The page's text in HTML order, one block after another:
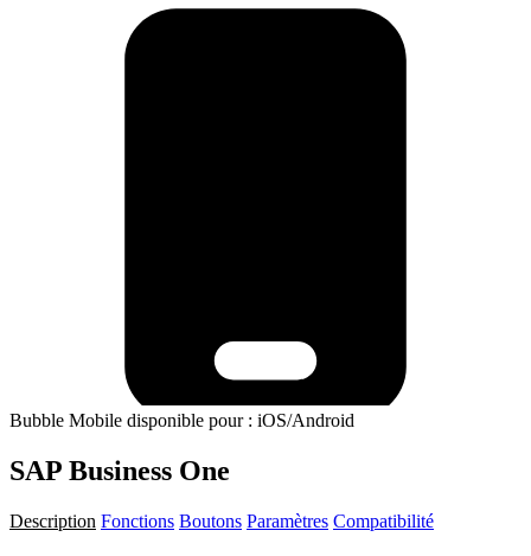
Bubble Mobile disponible pour : iOS/Android
SAP Business One
Description Fonctions Boutons Paramètres Compatibilité